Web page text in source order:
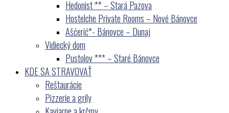
Hedonist ** – Stará Pazova
Hostelche Private Rooms – Nové Bánovce
Ašćerić*- Bánovce – Dunaj
Vidiecký dom
Pustolov *** – Staré Bánovce
KDE SA STRAVOVAŤ
Reštaurácie
Pizzerie a grily